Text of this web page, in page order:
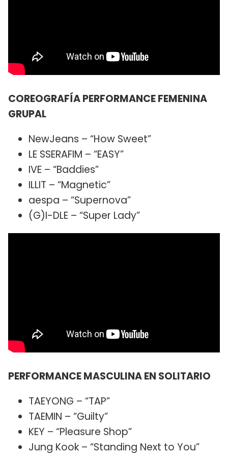
COREOGRAFÍA PERFORMANCE FEMENINA
GRUPAL
NewJeans – “How Sweet”
LE SSERAFIM – “EASY”
IVE – “Baddies”
ILLIT – “Magnetic”
aespa – “Supernova”
(G)I-DLE – “Super Lady”
PERFORMANCE MASCULINA EN SOLITARIO
TAEYONG – “TAP”
TAEMIN – “Guilty”
KEY – “Pleasure Shop”
Jung Kook – “Standing Next to You”